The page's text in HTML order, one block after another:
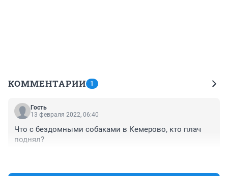
КОММЕНТАРИИ 1
Гость
13 февраля 2022, 06:40
Что с бездомными собаками в Кемерово, кто плач
поднял?